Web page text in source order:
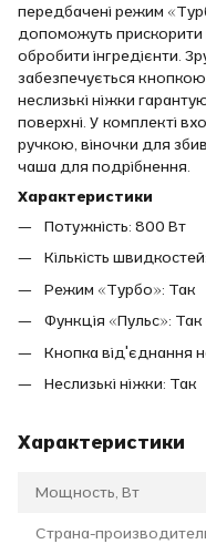
передбачені режим
допоможуть прискорити
обробити інгредієнти.
забезпечується
неслизькі ніжки
поверхні. У комплекті
ручкою, віночки для
чаша для подрібнення.
Характеристики
Потужність: 800 Вт
Кількість
Режим «Турбо»: Так
Функція «Пульс»: Так
Кнопка від'єднання
Неслизькі ніжки: Так
Характеристики
Мощность, Вт
Страна-